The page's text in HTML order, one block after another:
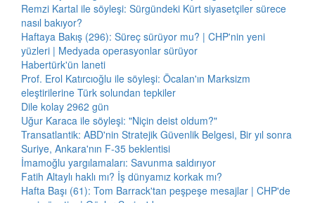
Remzi Kartal ile söyleşi: Sürgündeki Kürt siyasetçiler sürece
nasıl bakıyor?
Haftaya Bakış (296): Süreç sürüyor mu? | CHP'nin yeni
yüzleri | Medyada operasyonlar sürüyor
Habertürk'ün laneti
Prof. Erol Katırcıoğlu ile söyleşi: Öcalan'ın Marksizm
eleştirilerine Türk solundan tepkiler
Dile kolay 2962 gün
Uğur Karaca ile söyleşi: "Niçin deist oldum?"
Transatlantik: ABD'nin Stratejik Güvenlik Belgesi, Bir yıl sonra
Suriye, Ankara'nın F-35 beklentisi
İmamoğlu yargılamaları: Savunma saldırıyor
Fatih Altaylı haklı mı? İş dünyamız korkak mı?
Hafta Başı (61): Tom Barrack'tan peşpeşe mesajlar | CHP'de